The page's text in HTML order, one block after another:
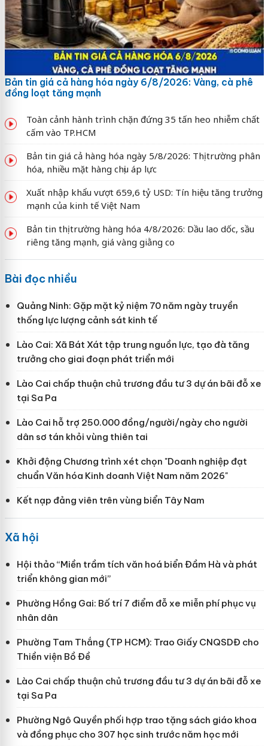
Bản tin giá cả hàng hóa ngày 6/8/2026: Vàng, cà phê
đồng loạt tăng mạnh
Toàn cảnh hành trình chặn đứng 35 tấn heo nhiễm chất
cấm vào TP.HCM
Bản tin giá cả hàng hóa ngày 5/8/2026: Thị trường phân
hóa, nhiều mặt hàng chịu áp lực
Xuất nhập khẩu vượt 659,6 tỷ USD: Tín hiệu tăng trưởng
mạnh của kinh tế Việt Nam
Bản tin thị trường hàng hóa 4/8/2026: Dầu lao dốc, sầu
riêng tăng mạnh, giá vàng giằng co
Bài đọc nhiều
Quảng Ninh: Gặp mặt kỷ niệm 70 năm ngày truyền
thống lực lượng cảnh sát kinh tế
Lào Cai: Xã Bát Xát tập trung nguồn lực, tạo đà tăng
trưởng cho giai đoạn phát triển mới
Lào Cai chấp thuận chủ trương đầu tư 3 dự án bãi đỗ xe
tại Sa Pa
Lào Cai hỗ trợ 250.000 đồng/người/ngày cho người
dân sơ tán khỏi vùng thiên tai
Khởi động Chương trình xét chọn "Doanh nghiệp đạt
chuẩn Văn hóa Kinh doanh Việt Nam năm 2026"
Kết nạp đảng viên trên vùng biển Tây Nam
Xã hội
Hội thảo “Miền trầm tích văn hoá biển Đầm Hà và phát
triển không gian mới”
Phường Hồng Gai: Bố trí 7 điểm đỗ xe miễn phí phục vụ
nhân dân
Phường Tam Thắng (TP HCM): Trao Giấy CNQSDĐ cho
Thiền viện Bồ Đề
Lào Cai chấp thuận chủ trương đầu tư 3 dự án bãi đỗ xe
tại Sa Pa
Phường Ngô Quyền phối hợp trao tặng sách giáo khoa
và đồng phục cho 307 học sinh trước năm học mới